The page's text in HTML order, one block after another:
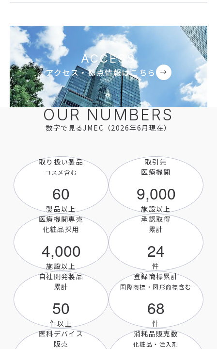
ACCESS
アクセス・拠点情報はこちら
OUR NUMBERS
数字で見るJMEC（2026年6月現在）
取り扱い製品
コスメ含む
60
製品以上
取引先
医療機関
9,000
施設以上
医療機関専売
化粧品採用
4,000
施設以上
承認取得
累計
24
件
自社開発製品
累計
50
件以上
登録商標累計
国際商標・図形商標含む
68
件
医科デバイス
販売
消耗品販売数
化粧品・注入剤